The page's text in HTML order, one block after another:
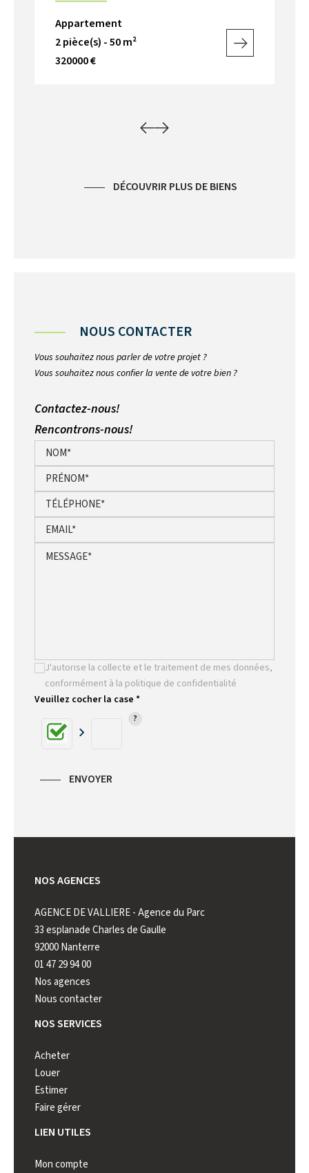
Appartement
2 pièce(s) - 50 m²
320000 €
DÉCOUVRIR PLUS DE BIENS
NOUS CONTACTER
Vous souhaitez nous parler de votre projet ?
Vous souhaitez nous confier la vente de votre bien ?
Contactez-nous!
Rencontrons-nous!
J'autorise la collecte et le traitement de mes données,
conformément à la politique de confidentialité
Veuillez cocher la case *
ENVOYER
NOS AGENCES
AGENCE DE VALLIERE - Agence du Parc
33 esplanade Charles de Gaulle
92000 Nanterre
01 47 29 94 00
Nos agences
Nous contacter
NOS SERVICES
Acheter
Louer
Estimer
Faire gérer
LIEN UTILES
Mon compte